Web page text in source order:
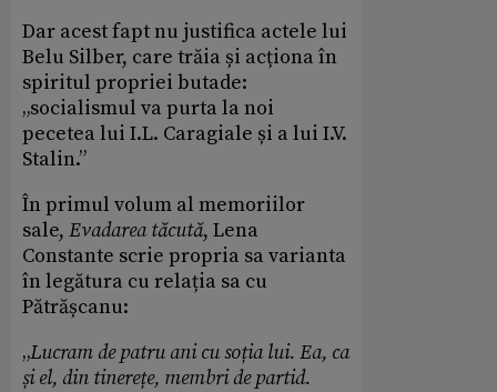
Dar acest fapt nu justifica actele lui
Belu Silber, care trăia și acționa în
spiritul propriei butade:
„socialismul va purta la noi
pecetea lui I.L. Caragiale și a lui I.V.
Stalin.”
În primul volum al memoriilor
sale, Evadarea tăcută, Lena
Constante scrie propria sa varianta
în legătura cu relația sa cu
Pătrășcanu:
„Lucram de patru ani cu soția lui. Ea, ca
și el, din tinerețe, membri de partid.